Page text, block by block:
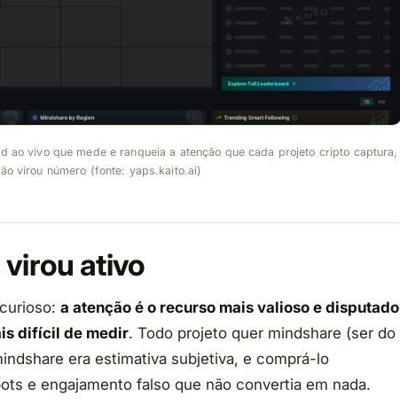
ao vivo que mede e ranqueia a atenção que cada projeto cripto captura,
virou número (fonte: yaps.kaito.ai)
virou ativo
a atenção é o recurso mais valioso e disputado
difícil de medir. Todo projeto quer mindshare (ser do
era estimativa subjetiva, e comprá-lo
e engajamento falso que não convertia em nada.